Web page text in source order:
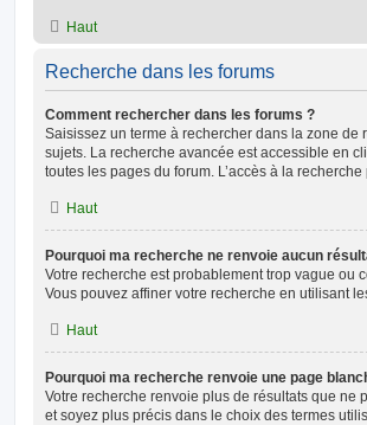
Haut
Recherche dans les forums
Comment rechercher dans les forums ?
Saisissez un terme à rechercher dans la zone de
sujets. La recherche avancée est accessible en
toutes les pages du forum. L’accès à la
Haut
Pourquoi ma recherche ne renvoie aucun
Votre recherche est probablement trop vague ou
Vous pouvez affiner votre recherche en utilisant
Haut
Pourquoi ma recherche renvoie une page
Votre recherche renvoie plus de résultats que ne
et soyez plus précis dans le choix des termes